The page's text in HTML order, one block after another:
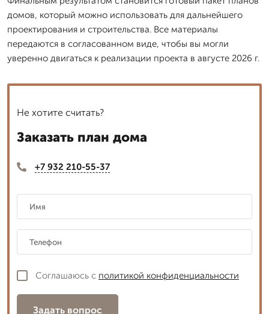
домов, который можно использовать для дальнейшего
проектирования и строительства. Все материалы
передаются в согласованном виде, чтобы вы могли
уверенно двигаться к реализации проекта в августе 2026 г.
Не хотите считать?
Заказать план дома
+7 932 210-55-37
Соглашаюсь с политикой конфиденциальности
Задать вопрос